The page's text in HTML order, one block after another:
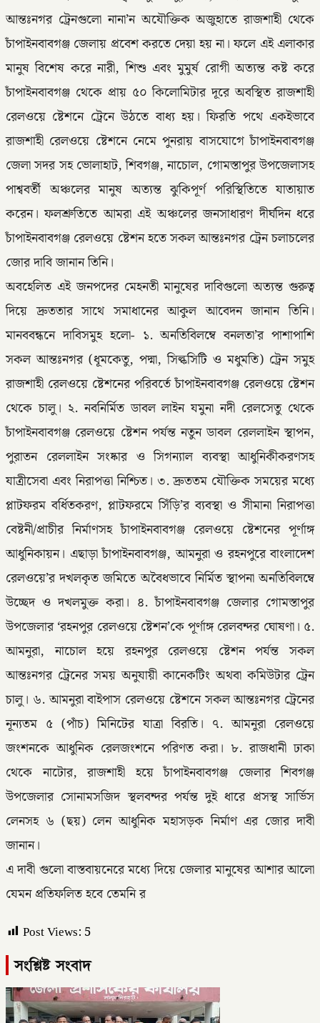
আন্তঃনগর ট্রেনগুলো নানা’ন অযৌক্তিক অজুহাতে রাজশাহী থেকে
চাঁপাইনবাবগঞ্জ জেলায় প্রবেশ করতে দেয়া হয় না। ফলে এই এলাকার
মানুষ বিশেষ করে নারী, শিশু এবং মুমুর্ষ রোগী অত্যন্ত কষ্ট করে
চাঁপাইনবাবগঞ্জ থেকে প্রায় ৫০ কিলোমিটার দূরে অবস্থিত রাজশাহী
রেলওয়ে ষ্টেশনে ট্রেনে উঠতে বাধ্য হয়। ফিরতি পথে একইভাবে
রাজশাহী রেলওয়ে ষ্টেশনে নেমে পুনরায় বাসযোগে চাঁপাইনবাবগঞ্জ
জেলা সদর সহ ভোলাহাট, শিবগঞ্জ, নাচোল, গোমস্তাপুর উপজেলাসহ
পাশ্ববর্তী অঞ্চলের মানুষ অত্যন্ত ঝুকিপূর্ণ পরিস্থিতিতে যাতায়াত
করেন। ফলশ্রুতিতে আমরা এই অঞ্চলের জনসাধারণ দীর্ঘদিন ধরে
চাঁপাইনবাবগঞ্জ রেলওয়ে ষ্টেশন হতে সকল আন্তঃনগর ট্রেন চলাচলের
জোর দাবি জানান তিনি।
অবহেলিত এই জনপদের মেহনতী মানুষের দাবিগুলো অত্যন্ত গুরুত্ব
দিয়ে দ্রুততার সাথে সমাধানের আকুল আবেদন জানান তিনি।
মানববন্ধনে দাবিসমুহ হলো- ১. অনতিবিলম্বে বনলতা’র পাশাপাশি
সকল আন্তঃনগর (ধূমকেতু, পদ্মা, সিল্কসিটি ও মধুমতি) ট্রেন সমুহ
রাজশাহী রেলওয়ে ষ্টেশনের পরিবর্তে চাঁপাইনবাবগঞ্জ রেলওয়ে ষ্টেশন
থেকে চালু। ২. নবনির্মিত ডাবল লাইন যমুনা নদী রেলসেতু থেকে
চাঁপাইনবাবগঞ্জ রেলওয়ে ষ্টেশন পর্যন্ত নতুন ডাবল রেললাইন স্থাপন,
পুরাতন রেললাইন সংষ্কার ও সিগন্যাল ব্যবস্থা আধুনিকীকরণসহ
যাত্রীসেবা এবং নিরাপত্তা নিশ্চিত। ৩. দ্রুততম যৌক্তিক সময়ের মধ্যে
প্লাটফরম বর্ধিতকরণ, প্লাটফরমে সিঁড়ি’র ব্যবস্থা ও সীমানা নিরাপত্তা
বেষ্টনী/প্রাচীর নির্মাণসহ চাঁপাইনবাবগঞ্জ রেলওয়ে ষ্টেশনের পূর্ণাঙ্গ
আধুনিকায়ন। এছাড়া চাঁপাইনবাবগঞ্জ, আমনুরা ও রহনপুরে বাংলাদেশ
রেলওয়ে’র দখলকৃত জমিতে অবৈধভাবে নির্মিত স্থাপনা অনতিবিলম্বে
উচ্ছেদ ও দখলমুক্ত করা। ৪. চাঁপাইনবাবগঞ্জ জেলার গোমস্তাপুর
উপজেলার ‘রহনপুর রেলওয়ে ষ্টেশন’কে পূর্ণাঙ্গ রেলবন্দর ঘোষণা। ৫.
আমনুরা, নাচোল হয়ে রহনপুর রেলওয়ে ষ্টেশন পর্যন্ত সকল
আন্তঃনগর ট্রেনের সময় অনুযায়ী কানেকটিং অথবা কমিউটার ট্রেন
চালু। ৬. আমনুরা বাইপাস রেলওয়ে ষ্টেশনে সকল আন্তঃনগর ট্রেনের
নূন্যতম ৫ (পাঁচ) মিনিটের যাত্রা বিরতি। ৭. আমনুরা রেলওয়ে
জংশনকে আধুনিক রেলজংশনে পরিণত করা। ৮. রাজধানী ঢাকা
থেকে নাটোর, রাজশাহী হয়ে চাঁপাইনবাবগঞ্জ জেলার শিবগঞ্জ
উপজেলার সোনামসজিদ স্থলবন্দর পর্যন্ত দুই ধারে প্রসস্থ সার্ভিস
লেনসহ ৬ (ছয়) লেন আধুনিক মহাসড়ক নির্মাণ এর জোর দাবী
জানান।
এ দাবী গুলো বাস্তবায়নেরে মধ্যে দিয়ে জেলার মানুষের আশার আলো
যেমন প্রতিফলিত হবে তেমনি র
Post Views: 5
সংশ্লিষ্ট সংবাদ